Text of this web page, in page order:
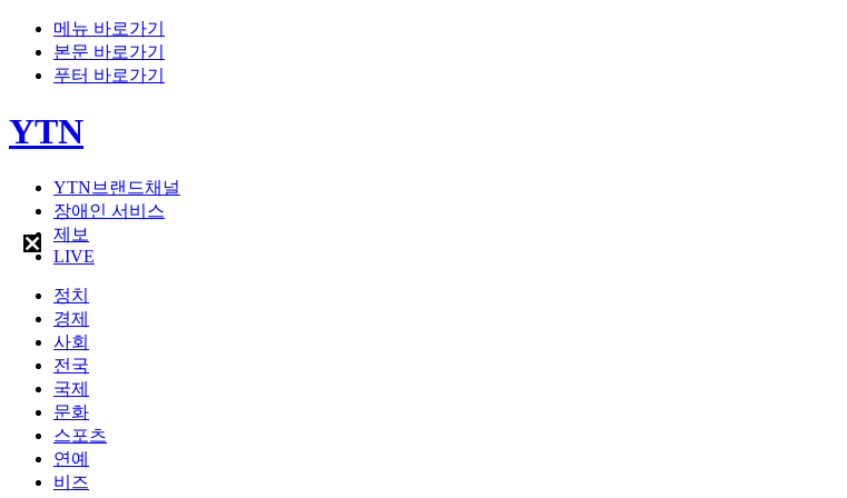
메뉴 바로가기
본문 바로가기
푸터 바로가기
YTN
YTN브랜드채널
장애인 서비스
제보
LIVE
정치
경제
사회
전국
국제
문화
스포츠
연예
비즈